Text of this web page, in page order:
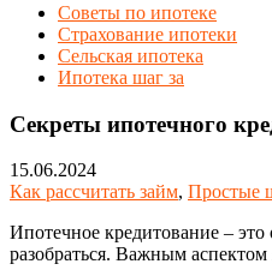
Советы по ипотеке
Страхование ипотеки
Сельская ипотека
Ипотека шаг за
Секреты ипотечного
15.06.2024
Как рассчитать займ, Простые
Ипотечное кредитование –
разобраться. Важным